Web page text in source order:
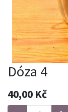
Dóza 4
40,00 Kč